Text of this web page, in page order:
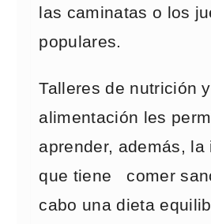
las caminatas o los
populares.
Talleres de nutrición y
alimentación les
aprender, además, la
que tiene comer
cabo una dieta